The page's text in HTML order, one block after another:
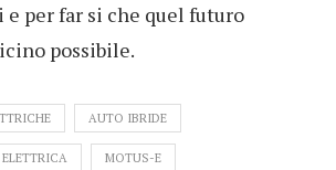
e per far si che quel futuro
possibile.
AUTO IBRIDE
MOTUS-E